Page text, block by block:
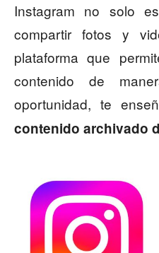
Instagram no solo
compartir fotos y
plataforma que
contenido de
oportunidad, te
contenido archivado